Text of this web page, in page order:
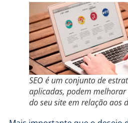
SEO é um conjunto de
aplicadas, podem
do seu site em relação aos